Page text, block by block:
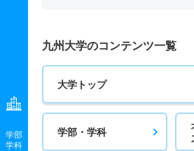
学部
学科
九州大学のコンテンツ一覧
大学トップ
学部・学科